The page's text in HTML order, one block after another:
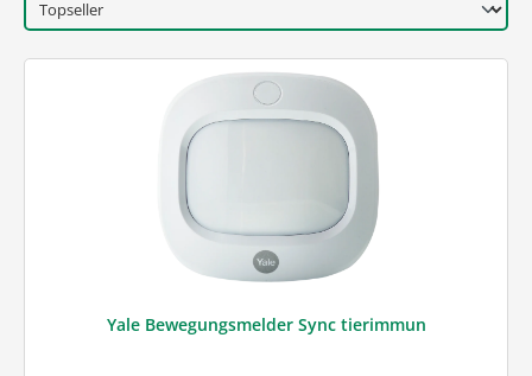
Yale Bewegungsmelder Sync tierimmun